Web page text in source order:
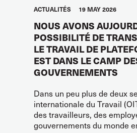
ACTUALITÉS 19 MAY 2026
NOUS AVONS
POSSIBILITÉ DE
LE TRAVAIL DE
EST DANS LE CAMP
GOUVERNEMENTS
Dans un peu plus de deux
internationale du Travail
des travailleurs, des
gouvernements du monde